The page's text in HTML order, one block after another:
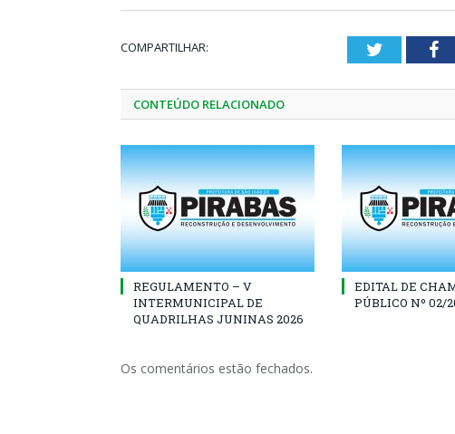
COMPARTILHAR: Twitter
CONTEÚDO RELACIONADO
REGULAMENTO – V
INTERMUNICIPAL DE
QUADRILHAS JUNINAS 2026
EDITAL DE
PÚBLICO Nº 02/
Os comentários estão fechados.